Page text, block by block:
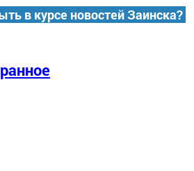
в курсе новостей Заинска?